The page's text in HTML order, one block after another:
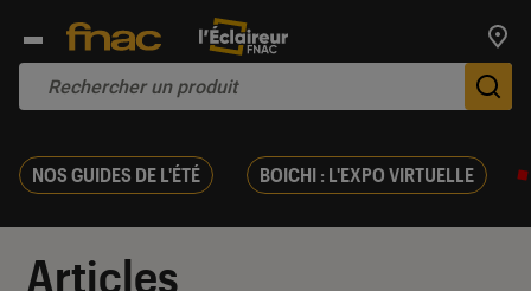
NOS GUIDES DE L'ÉTÉ BOICHI : L'EXPO VIRTUELLE
Articles